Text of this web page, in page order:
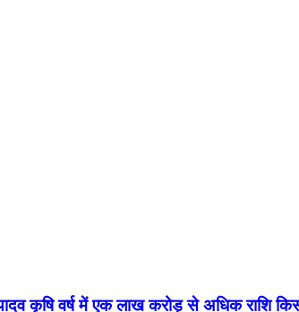
कृषि वर्ष में एक लाख करोड़ से अधिक राशि